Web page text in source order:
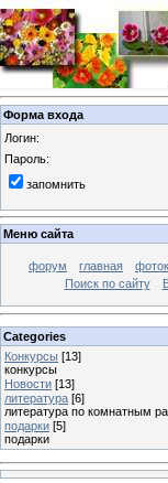
Форма входа
Логин:
Пароль:
запомнить
Меню сайта
форум главная
Поиск по сайту
Categories
Конкурсы [13]
конкурсы
Новости [13]
литература [6]
литература по комнатным
подарки [5]
подарки